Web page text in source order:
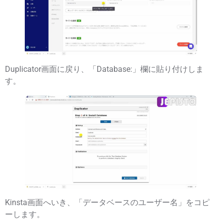
Duplicator画面に戻り、「 Database: 」欄に貼り付けしま
す。
Kinsta画面へいき、「データベースのユーザー名 」をコピ
ーします。